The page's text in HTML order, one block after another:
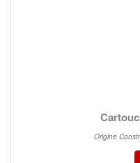
Origine